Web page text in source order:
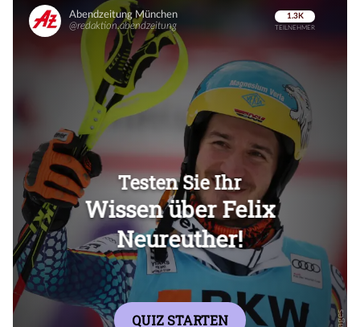
Überspringen
Überspringen